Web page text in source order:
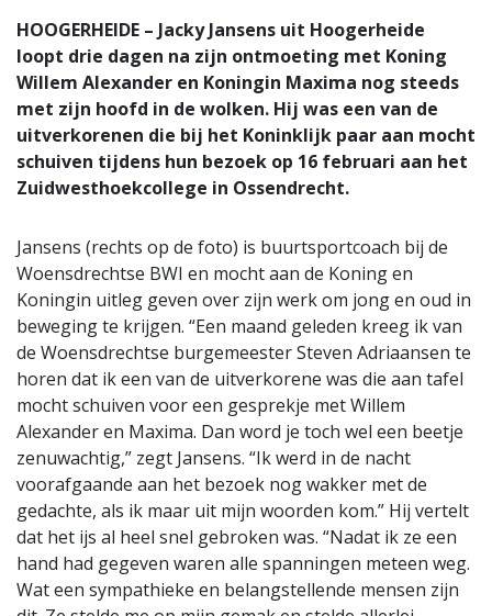
HOOGERHEIDE – Jacky Jansens uit Hoogerheide
loopt drie dagen na zijn ontmoeting met Koning
Willem Alexander en Koningin Maxima nog steeds
met zijn hoofd in de wolken. Hij was een van de
uitverkorenen die bij het Koninklijk paar aan mocht
schuiven tijdens hun bezoek op 16 februari aan het
Zuidwesthoekcollege in Ossendrecht.
Jansens (rechts op de foto) is buurtsportcoach bij de
Woensdrechtse BWI en mocht aan de Koning en
Koningin uitleg geven over zijn werk om jong en oud in
beweging te krijgen. “Een maand geleden kreeg ik van
de Woensdrechtse burgemeester Steven Adriaansen te
horen dat ik een van de uitverkorene was die aan tafel
mocht schuiven voor een gesprekje met Willem
Alexander en Maxima. Dan word je toch wel een beetje
zenuwachtig,” zegt Jansens. “Ik werd in de nacht
voorafgaande aan het bezoek nog wakker met de
gedachte, als ik maar uit mijn woorden kom.” Hij vertelt
dat het ijs al heel snel gebroken was. “Nadat ik ze een
hand had gegeven waren alle spanningen meteen weg.
Wat een sympathieke en belangstellende mensen zijn